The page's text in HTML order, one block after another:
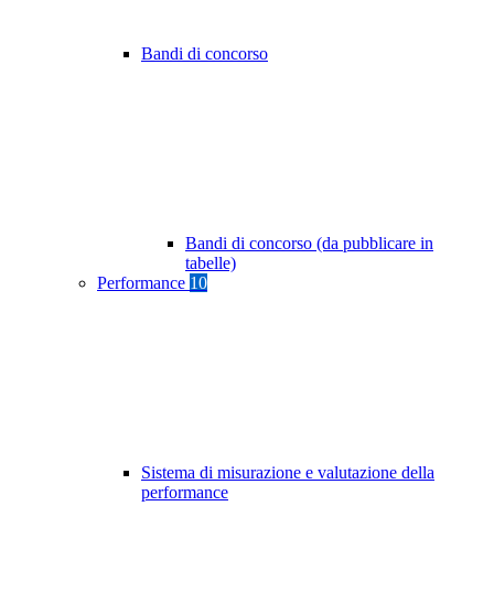
Bandi di concorso
Bandi di concorso (da pubblicare in
tabelle)
Performance 10
Sistema di misurazione e valutazione della
performance